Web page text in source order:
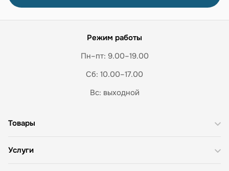
Режим работы
Пн–пт: 9.00–19.00
Сб: 10.00–17.00
Вс: выходной
Товары
Услуги